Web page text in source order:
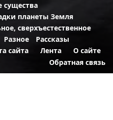
существа
планеты Земля
сверхъестественное
Разное
Рассказы
сайта Лента
О сайте
Обратная связь